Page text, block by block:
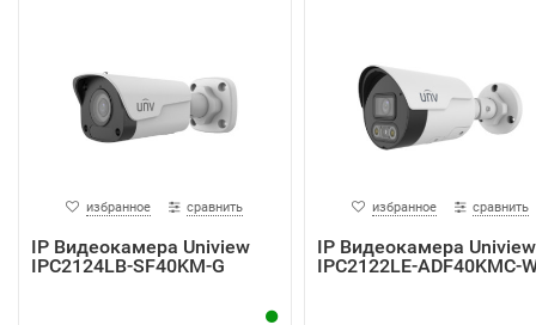
избранное сравнить
IP Видеокамера Uniview
IPC2124LB-SF40KM-G
избранное сравнить
IP Видеокамера Uniview
IPC2122LE-ADF40KMC-